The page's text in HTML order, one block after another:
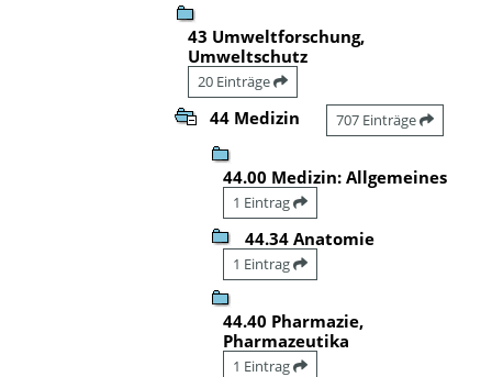
43 Umweltforschung,
Umweltschutz
20 Einträge
44 Medizin 707 Einträge
44.00 Medizin: Allgemeines
1 Eintrag
44.34 Anatomie
1 Eintrag
44.40 Pharmazie,
Pharmazeutika
1 Eintrag